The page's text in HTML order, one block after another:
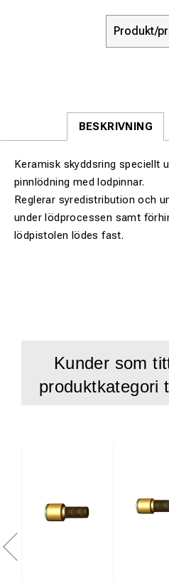
Produkt/
BESKRIVNING
Keramisk skyddsring speciellt
pinnlödning med lodpinnar.
Reglerar syredistribution och
under lödprocessen samt
lödpistolen lödes fast.
Kunder som
produktkategori